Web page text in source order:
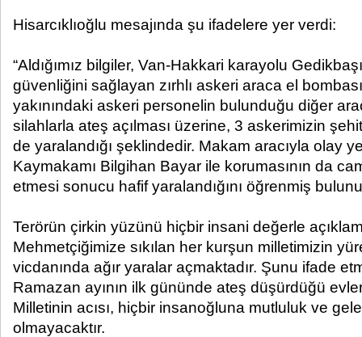
Hisarcıklıoğlu mesajında şu ifadelere yer verdi:
“Aldığımız bilgiler, Van-Hakkari karayolu
güvenliğini sağlayan zırhlı askeri araca el bombası
yakınındaki askeri personelin bulunduğu diğer
silahlarla ateş açılması üzerine, 3 askerimizin
de yaralandığı şeklindedir. Makam aracıyla olay
Kaymakamı Bilgihan Bayar ile korumasının da
etmesi sonucu hafif yaralandığını öğrenmiş
Terörün çirkin yüzünü hiçbir insani değerle
Mehmetçiğimize sıkılan her kurşun milletimizin
vicdanında ağır yaralar açmaktadır. Şunu ifade
Ramazan ayının ilk gününde ateş düşürdüğü
Milletinin acısı, hiçbir insanoğluna mutluluk ve
olmayacaktır.